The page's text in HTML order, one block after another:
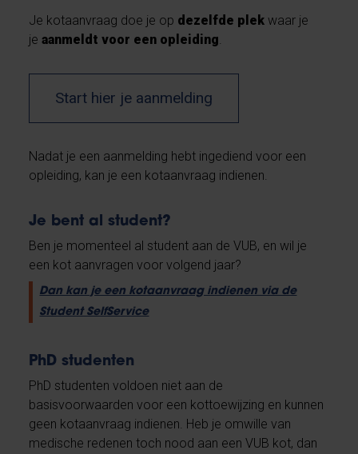
Je kotaanvraag doe je op dezelfde plek waar je
jeaanmeldt voor een opleiding.
Start hier je aanmelding
Nadat je een aanmelding hebt ingediend voor een
opleiding, kan je een kotaanvraag indienen.
Je bent al student?
Ben je momenteel al student aan de VUB, en wil je
een kot aanvragen voor volgend jaar?
Dan kan je een kotaanvraag indienen via de
Student SelfService
PhD studenten
PhD studenten voldoen niet aan de
basisvoorwaarden voor een kottoewijzing en kunnen
geen kotaanvraag indienen. Heb je omwille van
medische redenen toch nood aan een VUB kot, dan